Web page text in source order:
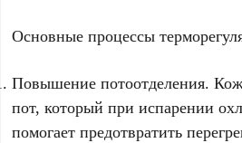
Основные процессы
Повышение потоотделения.
пот, который при испарении
помогает предотвратить